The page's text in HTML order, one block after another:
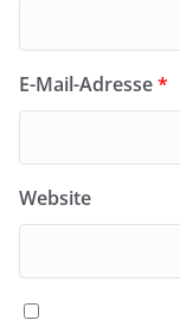
E-Mail-Adresse*
Website